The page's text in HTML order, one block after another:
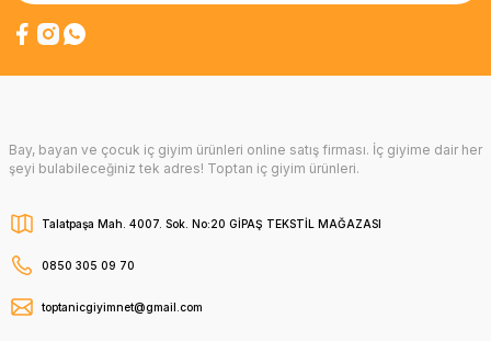
Bay, bayan ve çocuk iç giyim ürünleri online satış firması. İç giyime dair her
şeyi bulabileceğiniz tek adres! Toptan iç giyim ürünleri.
Talatpaşa Mah. 4007. Sok. No:20 GİPAŞ TEKSTİL MAĞAZASI
0850 305 09 70
toptanicgiyimnet@gmail.com